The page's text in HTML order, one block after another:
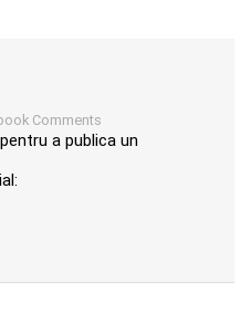
Comments
pentru a publica un